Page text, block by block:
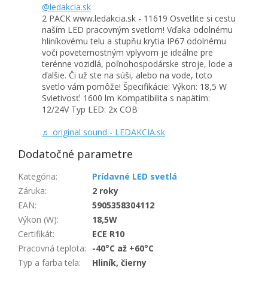
@ledakcia.sk
2 PACK www.ledakcia.sk - 11619 Osvetlite si cestu
naším LED pracovným svetlom! Vďaka odolnému
hliníkovému telu a stupňu krytia IP67 odolnému
voči poveternostným vplyvom je ideálne pre
terénne vozidlá, poľnohospodárske stroje, lode a
ďalšie. Či už ste na súši, alebo na vode, toto
svetlo vám pomôže! Špecifikácie: Výkon: 18,5 W
Svietivosť: 1600 lm Kompatibilita s napätím:
12/24V Typ LED: 2x COB
♬ original sound - LEDAKCIA.sk
Dodatočné parametre
Kategória:
Prídavné LED svetlá
Záruka:
2 roky
EAN:
5905358304112
Výkon (W):
18,5W
Certifikát:
ECE R10
Pracovná teplota:
-40°C až +60°C
Typ a farba tela: Hliník, čierny